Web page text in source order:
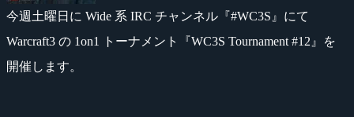
今週土曜日に Wide 系 IRC チャンネル『#WC3S』にて
Warcraft3 の 1on1 トーナメント『WC3S Tournament #12』を
開催します。